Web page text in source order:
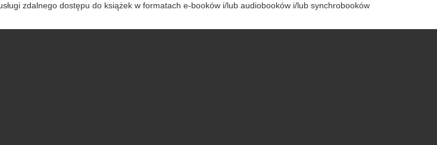
zdalnego dostępu do książek w formatach e-booków i/lub audiobooków i/lub synchrobooków